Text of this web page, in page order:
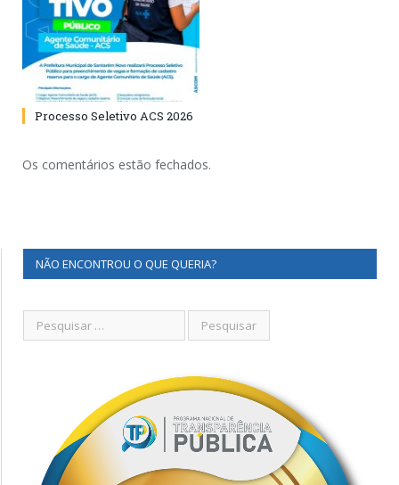
Processo Seletivo ACS 2026
Os comentários estão fechados.
NÃO ENCONTROU O QUE QUERIA?